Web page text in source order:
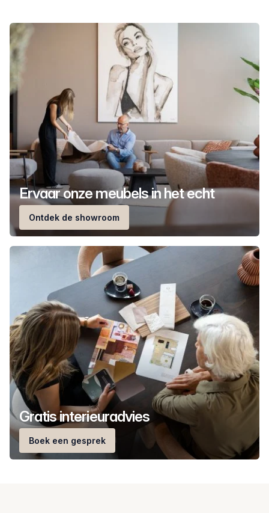
Ervaar onze meubels in het echt
Ontdek de showroom
Gratis interieuradvies
Boek een gesprek